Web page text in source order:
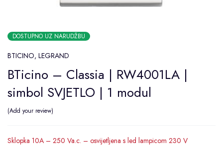
DOSTUPNO UZ NARUDŽBU
BTICINO, LEGRAND
BTicino – Classia | RW4001LA |
simbol SVJETLO | 1 modul
Add your review
Sklopka 10A – 250 Va.c. – osvijetljena s led lampicom 230 V